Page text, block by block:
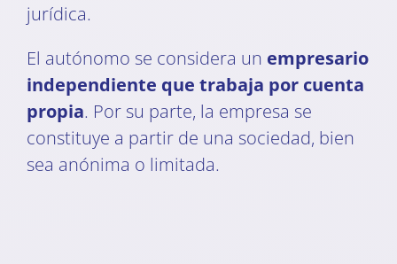
jurídica.
El autónomo se considera un empresario
independiente que trabaja por cuenta
propia. Por su parte, la empresa se
constituye a partir de una sociedad, bien
sea anónima o limitada.